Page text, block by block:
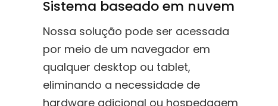
Sistema baseado em nuvem
Nossa solução pode ser acessada
por meio de um navegador em
qualquer desktop ou tablet,
eliminando a necessidade de
hardware adicional ou hospedagem